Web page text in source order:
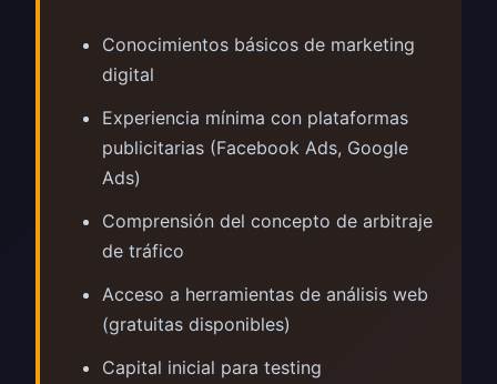
Conocimientos básicos de marketing
digital
Experiencia mínima con plataformas
publicitarias (Facebook Ads, Google
Ads)
Comprensión del concepto de arbitraje
de tráfico
Acceso a herramientas de análisis web
(gratuitas disponibles)
Capital inicial para testing